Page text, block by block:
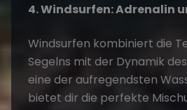
4. Windsurfen: Adrenalin
Windsurfen kombiniert die
Segelns mit der Dynamik
eine der aufregendsten
bietet dir die perfekte